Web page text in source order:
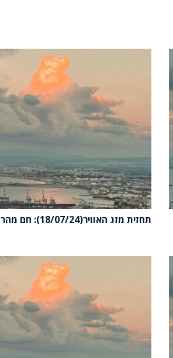
תחזית מזג האוויר(18/07/24): חם מהרגיל והביל בחוף